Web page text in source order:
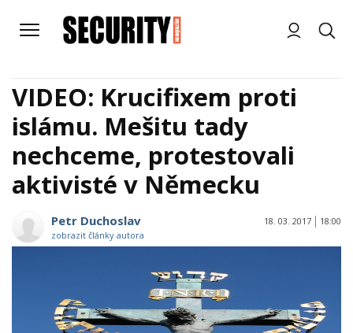
VIDEO: Krucifixem proti
islámu. Mešitu tady
nechceme, protestovali
aktivisté v Německu
Petr Duchoslav
zobrazit články autora
18. 03. 2017 18:00